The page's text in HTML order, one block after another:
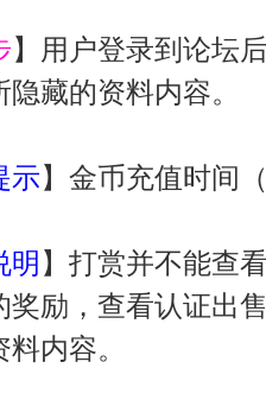
】用户登录到论坛
藏的资料内容。
示】金币充值时间
明 】打赏并不能查
奖励，查看认证出
内容。